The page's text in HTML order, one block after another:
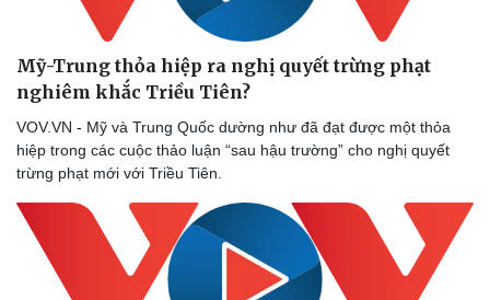
Mỹ-Trung thỏa hiệp ra nghị quyết trừng phạt
nghiêm khắc Triều Tiên?
VOV.VN - Mỹ và Trung Quốc dường như đã đạt được một thỏa
hiệp trong các cuộc thảo luận “sau hậu trường” cho nghị quyết
trừng phạt mới với Triều Tiên.